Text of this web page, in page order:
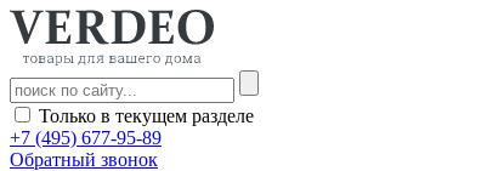
Только в текущем разделе
+7 (495) 677-95-89
Обратный звонок